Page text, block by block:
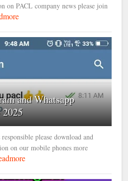
PACL company news please join
and Whatsapp
please download and
on our mobile phones more